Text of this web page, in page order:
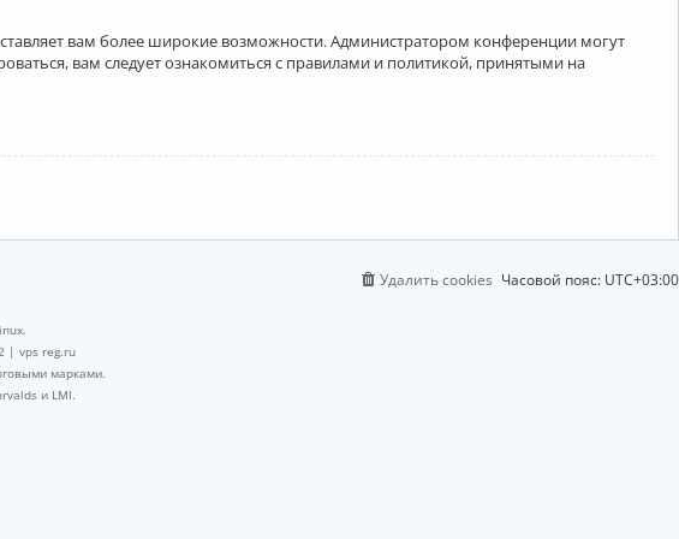
вам более широкие возможности. Администратором конференции могут
вам следует ознакомиться с правилами и политикой, принятыми на
Часовой пояс: UTC+03:00
Удалить cookies
| vps reg.ru
марками.
и LMI.